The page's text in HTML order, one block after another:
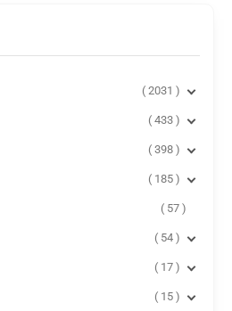
2031
433
398
185
57
54
17
15